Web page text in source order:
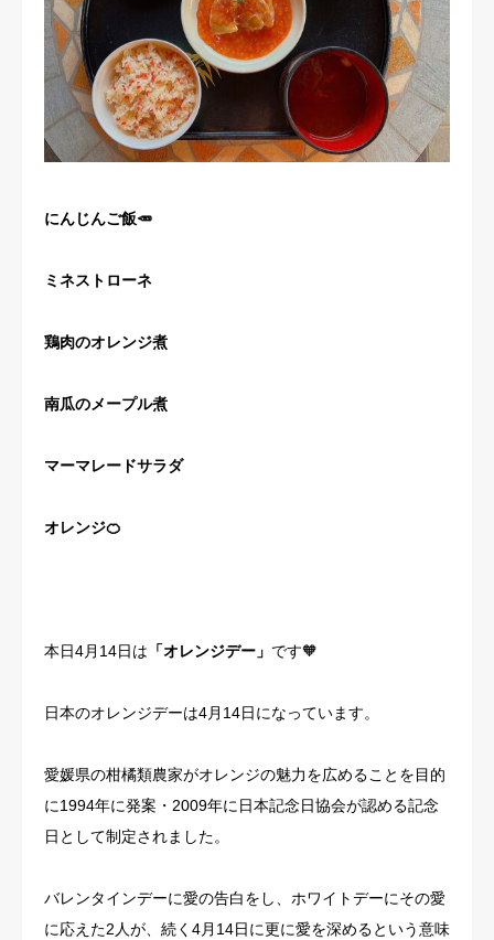
にんじんご飯🥕
ミネストローネ
鶏肉のオレンジ煮
南瓜のメープル煮
マーマレードサラダ
オレンジ🍊
本日4月14日は 「オレンジデー」 です🧡
日本のオレンジデーは4月14日になっています。
愛媛県の柑橘類農家がオレンジの魅力を広めることを目的
に1994年に発案・2009年に日本記念日協会が認める記念
日として制定されました。
バレンタインデーに愛の告白をし、ホワイトデーにその愛
に応えた2人が、続く4月14日に更に愛を深めるという意味